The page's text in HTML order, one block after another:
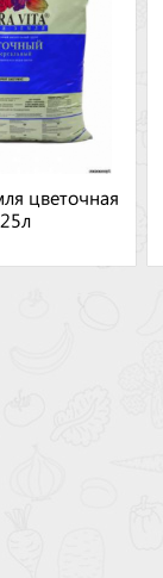
цветочная
25л